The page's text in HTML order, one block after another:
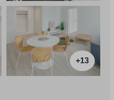
+13